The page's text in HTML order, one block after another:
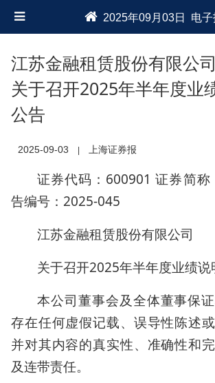
2025年09月03日 电子
江苏金融租赁股份有限公司
关于召开2025年半年度业
公告
2025-09-03 上海证券报
证券代码：600901 证券简
告编号：2025-045
江苏金融租赁股份有限公司
关于召开2025年半年度业绩
本公司董事会及全体董事保
存在任何虚假记载、误导性陈述
并对其内容的真实性、准确性和
及连带责任。